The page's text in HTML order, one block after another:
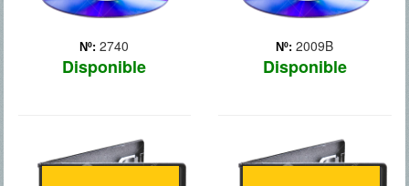
Nº: 2740
Disponible
Nº: 2009B
Disponible